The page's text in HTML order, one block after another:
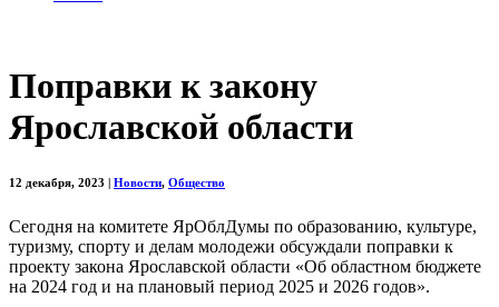
Поправки к закону
Ярославской области
12 декабря, 2023 Новости, Общество
Сегодня на комитете ЯрОблДумы по образованию, культуре,
туризму, спорту и делам молодежи обсуждали поправки к
проекту закона Ярославской области «Об областном бюджете
на 2024 год и на плановый период 2025 и 2026 годов».